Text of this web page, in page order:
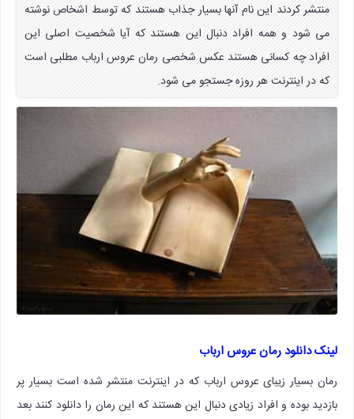
منتشر کردند این نام آنها بسیار جذاب هستند که توسط اشخاص نوشته
می شود و همه افراد دنبال این هستند که آیا شخصیت اصلی این
افراد چه کسانی هستند عکس شخصی رمان عروس ارباب مطلبی است
که در اینترنت هر روزه جستجو می شود.
لینک دانلود رمان عروس ارباب
رمان بسیار زیبای عروس ارباب که در اینترنت منتشر شده است بسیار پر
بازدید بوده و افراد زیادی دنبال این هستند که این رمان را دانلود کنند بعد